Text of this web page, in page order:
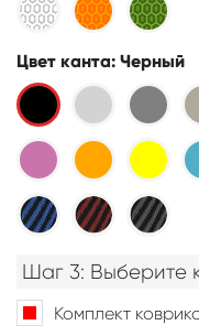
Цвет канта: Черный
Шаг 3: Выберите
Комплект